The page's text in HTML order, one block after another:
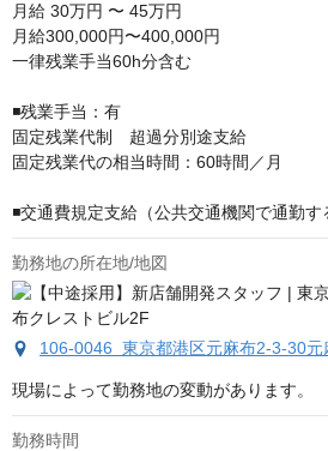
月給 30万円 〜 45万円
月給300,000円〜400,000円
一律残業手当60h分含む
◾️残業手当：有
固定残業代制　超過分別途支給
固定残業代の相当時間：60時間／月
◾️交通費規定支給（公共交通機関で通勤す
勤務地の所在地/地図
106-0046 東京都港区元麻布2-3-30元
現場によって勤務地の変動があります。
勤務時間